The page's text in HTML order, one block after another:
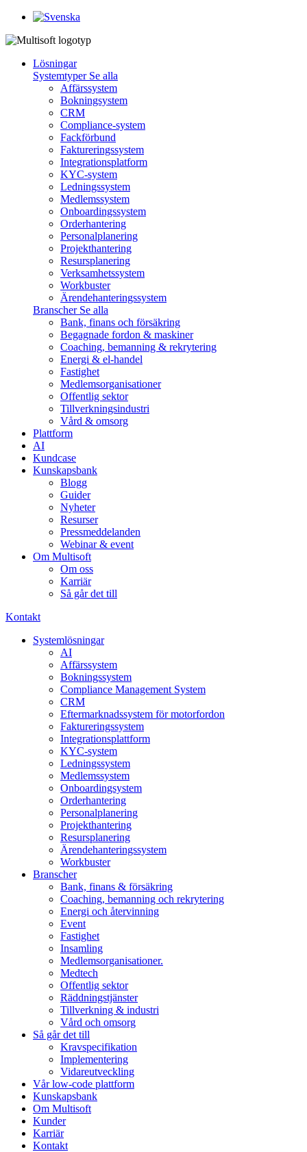
Lösningar
Systemtyper Se alla
Affärssystem
Bokningsystem
CRM
Compliance-system
Fackförbund
Faktureringssystem
Integrationsplatform
KYC-system
Ledningssystem
Medlemssystem
Onboardingssystem
Orderhantering
Personalplanering
Projekthantering
Resursplanering
Verksamhetssystem
Workbuster
Ärendehanteringssystem
Branscher Se alla
Bank, finans och försäkring
Begagnade fordon & maskiner
Coaching, bemanning & rekrytering
Energi & el-handel
Fastighet
Medlemsorganisationer
Offentlig sektor
Tillverkningsindustri
Vård & omsorg
Plattform
AI
Kundcase
Kunskapsbank
Blogg
Guider
Nyheter
Resurser
Pressmeddelanden
Webinar & event
Om Multisoft
Om oss
Karriär
Så går det till
Kontakt
Systemlösningar
AI
Affärssystem
Bokningssystem
Compliance Management System
CRM
Eftermarknadssystem för motorfordon
Faktureringssystem
Integrationsplattform
KYC-system
Ledningssystem
Medlemssystem
Onboardingsystem
Orderhantering
Personalplanering
Projekthantering
Resursplanering
Ärendehanteringssystem
Workbuster
Branscher
Bank, finans & försäkring
Coaching, bemanning och rekrytering
Energi och återvinning
Event
Fastighet
Insamling
Medlemsorganisationer.
Medtech
Offentlig sektor
Räddningstjänster
Tillverkning & industri
Vård och omsorg
Så går det till
Kravspecifikation
Implementering
Vidareutveckling
Vår low-code plattform
Kunskapsbank
Om Multisoft
Kunder
Karriär
Kontakt